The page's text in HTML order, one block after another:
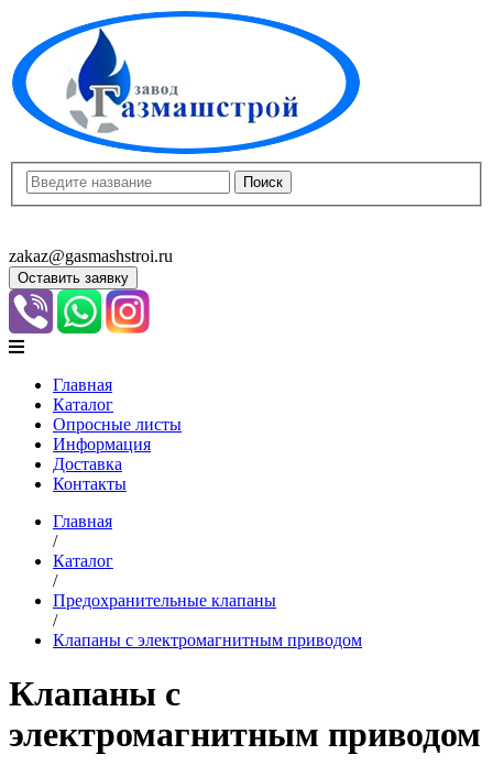
zakaz@gasmashstroi.ru
Оставить заявку
Главная
Каталог
Опросные листы
Информация
Доставка
Контакты
Главная
/
Каталог
/
Предохранительные клапаны
/
Клапаны c электромагнитным приводом
Клапаны c
электромагнитным приводом